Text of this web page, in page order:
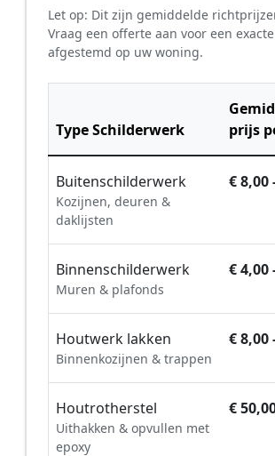
Let op: Dit zijn gemiddelde
Vraag een offerte aan voor een
afgestemd op uw woning.
Type Schilderwerk
prijs
Buitenschilderwerk
Kozijnen, deuren &
daklijsten
€ 8,00
Binnenschilderwerk
Muren & plafonds
€ 4,00
Houtwerk lakken
Binnenkozijnen & trappen
€ 8,00
Houtrotherstel
Uithakken & opvullen met
epoxy
€